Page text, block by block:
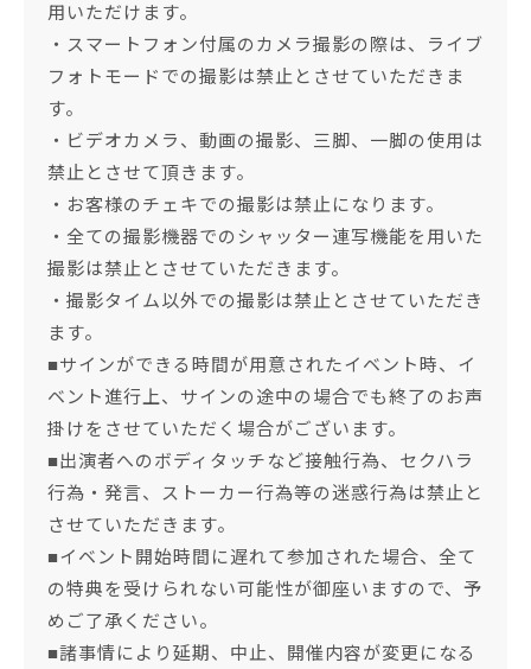
用いただけます。
・スマートフォン付属のカメラ撮影の際は、ライブ
フォトモードでの撮影は禁止とさせていただきま
す。
・ビデオカメラ、動画の撮影、三脚、一脚の使用は
禁止とさせて頂きます。
・お客様のチェキでの撮影は禁止になります。
・全ての撮影機器でのシャッター連写機能を用いた
撮影は禁止とさせていただきます。
・撮影タイム以外での撮影は禁止とさせていただき
ます。
■サインができる時間が用意されたイベント時、イ
ベント進行上、サインの途中の場合でも終了のお声
掛けをさせていただく場合がございます。
■出演者へのボディタッチなど接触行為、セクハラ
行為・発言、ストーカー行為等の迷惑行為は禁止と
させていただきます。
■イベント開始時間に遅れて参加された場合、全て
の特典を受けられない可能性が御座いますので、予
めご了承ください。
■諸事情により延期、中止、開催内容が変更になる